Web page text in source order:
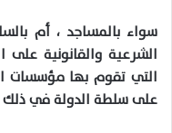
سواء بالمساجد ، أم
الشرعية والقانونية على
التي تقوم بها مؤسسات
على سلطة الدولة في ذلك